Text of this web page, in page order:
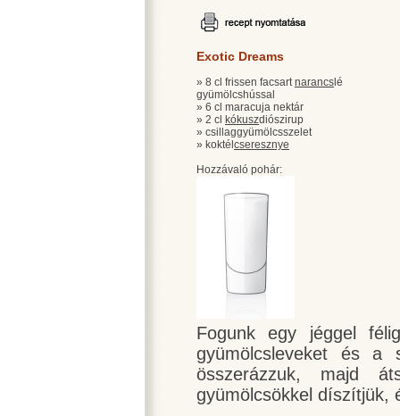
Exotic Dreams
» 8 cl frissen facsartnarancs lé
gyümölcshússal
» 6 cl maracuja nektár
» 2 cl kókuszdiószirup
» csillaggyümölcsszelet
» koktél cseresznye
Hozzávaló pohár:
Fogunk egy jéggel
gyümölcsleveket és a
összerázzuk, majd
gyümölcsökkel díszítjük,